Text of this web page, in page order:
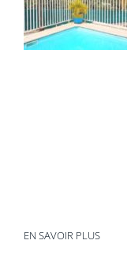
EN SAVOIR PLUS